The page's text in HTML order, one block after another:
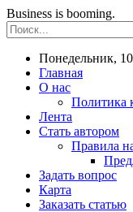
Business is booming.
Понедельник,
Главная
О нас
Политика
Лента
Стать автором
Правила
Задать вопрос
Карта
Заказать статью